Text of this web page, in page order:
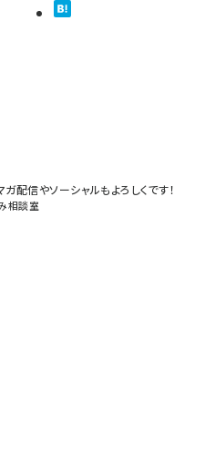
配信やソーシャルもよろしくです！
相談室